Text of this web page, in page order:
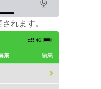
れます。